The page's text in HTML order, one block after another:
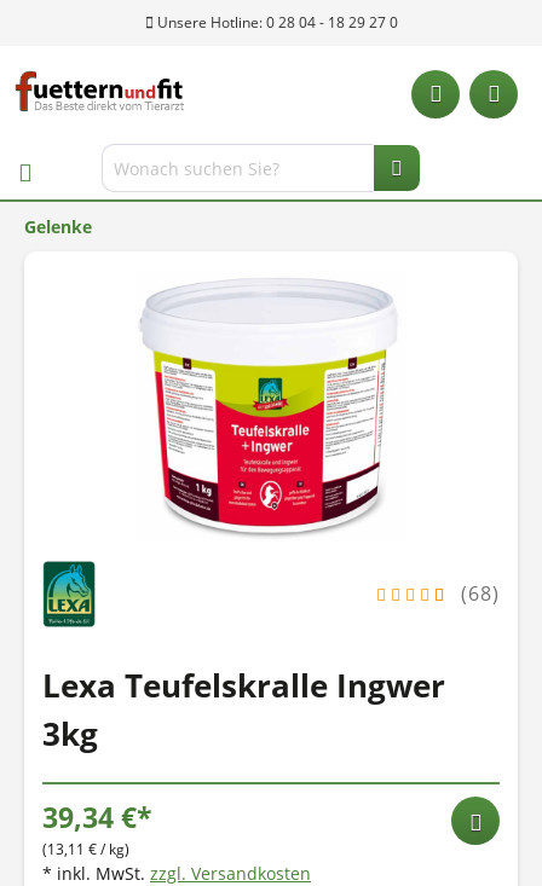
Unsere Hotline: 0 28 04 - 18 29 27 0
Gelenke
(68)
Lexa Teufelskralle Ingwer
3kg
39,34 €*
(13,11 € / kg)
* inkl. MwSt. zzgl. Versandkosten